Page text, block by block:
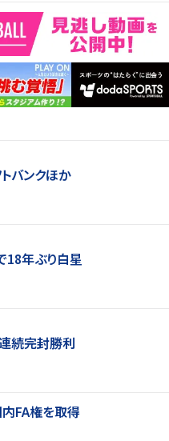
バンクほか
18年ぶり白星
続完封勝利
FA権を取得